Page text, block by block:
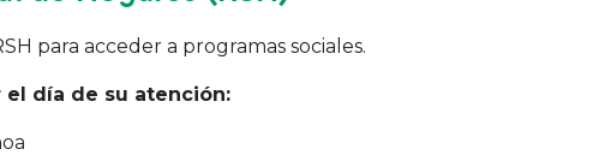
para acceder a programas sociales.
día de su atención: